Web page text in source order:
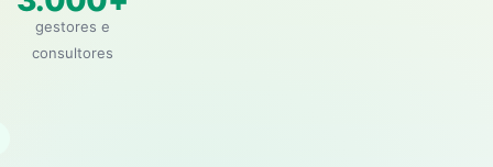
gestores e
consultores